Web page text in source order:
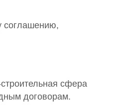
соглашению,
сфера
договорам.
11-37
д. 42, оф. 407